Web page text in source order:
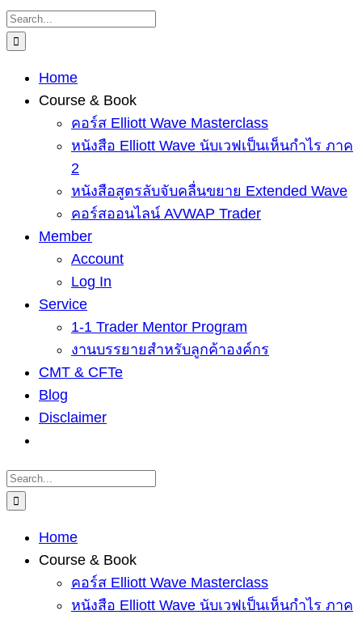
Skip
to
Search
for:
Home
Course & Book
คอร์ส Elliott Wave Masterclass
หนังสือ Elliott Wave นับเวฟเป็นเห็นกำไร ภาค
2
หนังสือสูตรลับจับคลื่นขยาย Extended Wave
คอร์สออนไลน์ AVWAP Trader
Member
Account
Log In
Service
1-1 Trader Mentor Program
งานบรรยายสำหรับลูกค้าองค์กร
CMT & CFTe
Blog
Disclaimer
Search
for:
Home
Course & Book
คอร์ส Elliott Wave Masterclass
หนังสือ Elliott Wave นับเวฟเป็นเห็นกำไร ภาค